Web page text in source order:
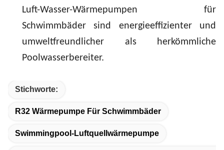
Luft-Wasser-Wärmepumpen für
Schwimmbäder sind energieeffizienter und
umweltfreundlicher als herkömmliche
Poolwasserbereiter.
Stichworte:
R32 Wärmepumpe Für Schwimmbäder
Swimmingpool-Luftquellwärmepumpe